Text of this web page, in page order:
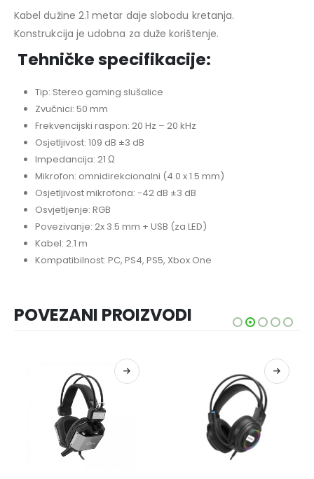
Kabel dužine 2.1 metar daje slobodu kretanja.
Konstrukcija je udobna za duže korištenje.
Tehničke specifikacije:
Tip: Stereo gaming slušalice
Zvučnici: 50 mm
Frekvencijski raspon: 20 Hz – 20 kHz
Osjetljivost: 109 dB ±3 dB
Impedancija: 21 Ω
Mikrofon: omnidirekcionalni (4.0 x 1.5 mm)
Osjetljivost mikrofona: -42 dB ±3 dB
Osvjetljenje: RGB
Povezivanje: 2x 3.5 mm + USB (za LED)
Kabel: 2.1 m
Kompatibilnost: PC, PS4, PS5, Xbox One
POVEZANI PROIZVODI